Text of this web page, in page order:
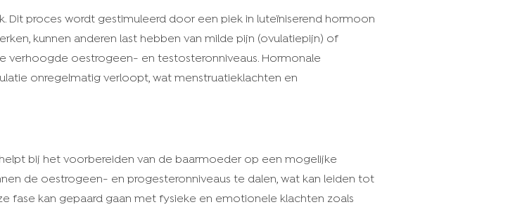
Dit proces wordt gestimuleerd door een piek in luteïniserend hormoon
kunnen anderen last hebben van milde pijn (ovulatiepijn) of
verhoogde oestrogeen- en testosteronniveaus. Hormonale
onregelmatig verloopt, wat menstruatieklachten en
bij het voorbereiden van de baarmoeder op een mogelijke
de oestrogeen- en progesteronniveaus te dalen, wat kan leiden tot
fase kan gepaard gaan met fysieke en emotionele klachten zoals